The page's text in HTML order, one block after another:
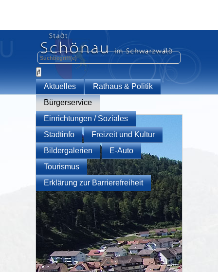
Aktuelles
Rathaus & Politik
Bürgerservice
Einrichtungen / Soziales
Stadtinfo
Freizeit und Kultur
Bildergalerien
E-Auto
Tourismus
Erklärung zur Barrierefreiheit